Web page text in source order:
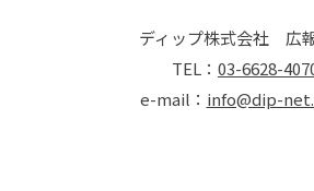
ディップ株式会社 広
TEL： 03-6628-
e-mail： info@dip-